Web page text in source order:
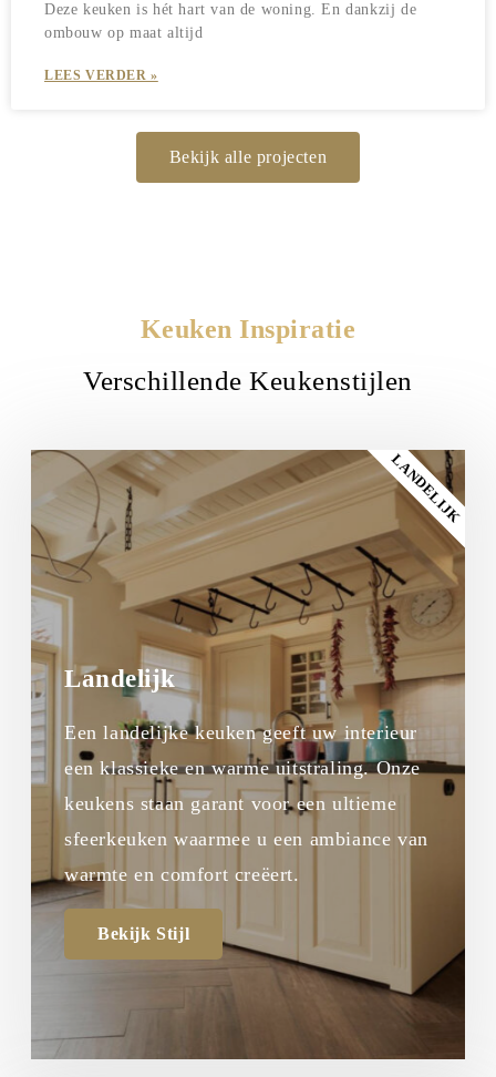
Deze keuken is hét hart van de woning. En dankzij de
ombouw op maat altijd
LEES VERDER »
Bekijk alle projecten
Keuken Inspiratie
Verschillende Keukenstijlen
Landelijk
Een landelijke keuken geeft uw interieur
een klassieke en warme uitstraling. Onze
keukens staan garant voor een ultieme
sfeerkeuken waarmee u een ambiance van
warmte en comfort creëert.
Bekijk Stijl
LANDELIJK